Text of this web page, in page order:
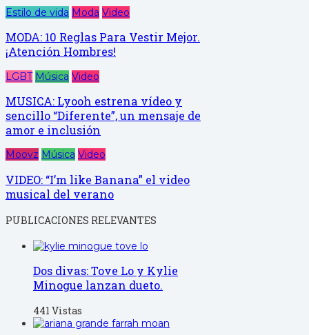
Estilo de vida Moda Video
MODA: 10 Reglas Para Vestir Mejor.
¡Atención Hombres!
LGBT Música Video
MUSICA: Lyooh estrena vídeo y
sencillo “Diferente”, un mensaje de
amor e inclusión
Moovz Música Video
VIDEO: “I’m like Banana” el video
musical del verano
PUBLICACIONES RELEVANTES
Dos divas: Tove Lo y Kylie
Minogue lanzan dueto.
441 Vistas